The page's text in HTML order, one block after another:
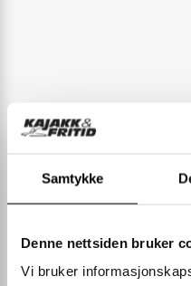
Samtykke
Denne nettsiden bruker
Vi bruker